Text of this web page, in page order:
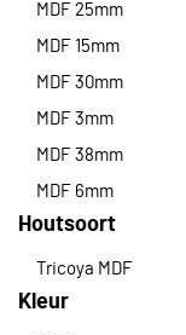
MDF 25mm
MDF 15mm
MDF 30mm
MDF 3mm
MDF 38mm
MDF 6mm
Houtsoort
Tricoya MDF
Kleur